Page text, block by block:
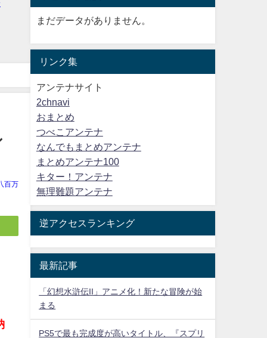
百万
まだデータがありません。
リンク集
アンテナサイト
2chnavi
おまとめ
つべこアンテナ
なんでもまとめアンテナ
まとめアンテナ100
キター！アンテナ
無理難題アンテナ
逆アクセスランキング
最新記事
「幻想水滸伝II」アニメ化！新たな冒険が始
まる
PS5で最も完成度が高いタイトル、『スプリ